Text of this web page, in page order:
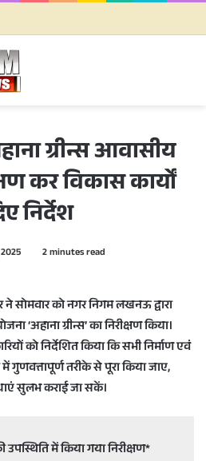
ग्रीन्स आवासीय
कर विकास कार्यों
निर्देश
2 minutes read
को नगर निगम लखनऊ द्वारा
‘अहाना ग्रीन्स’ का निरीक्षण किया।
को निर्देशित किया कि सभी निर्माण एवं
गुणवत्तापूर्ण तरीके से पूरा किया जाए,
सुलभ कराई जा सकें।
उपस्थिति में किया गया निरीक्षण*